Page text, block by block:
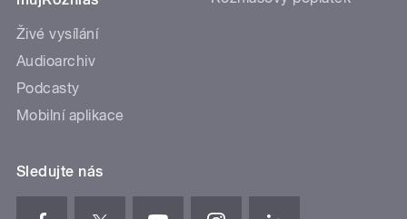
Živé vysílání
Audioarchiv
Podcasty
Mobilní aplikace
Sledujte nás